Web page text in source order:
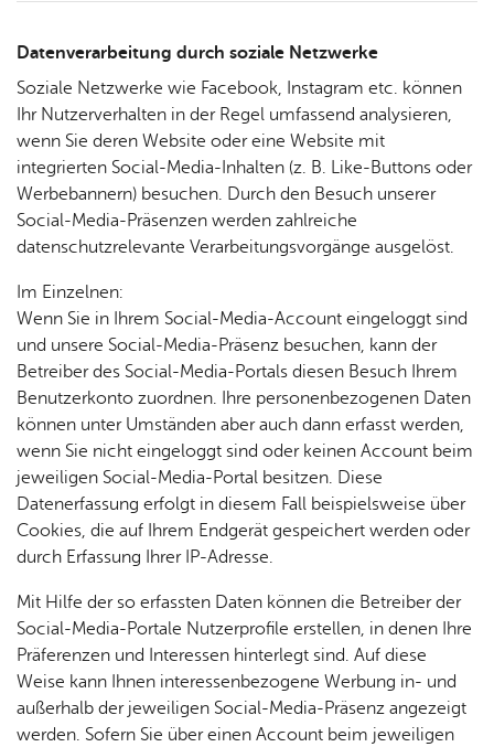
Da­ten­ver­ar­bei­tung durch so­zia­le Netz­wer­ke
Soziale Netzwerke wie Facebook, Instagram etc. können
Ihr Nutzerverhalten in der Regel umfassend analysieren,
wenn Sie deren Website oder eine Website mit
integrierten Social-Media-Inhalten (z. B. Like-Buttons oder
Werbebannern) besuchen. Durch den Besuch unserer
Social-Media-Präsenzen werden zahlreiche
datenschutzrelevante Verarbeitungsvorgänge ausgelöst.
Im Einzelnen:
Wenn Sie in Ihrem Social-Media-Account eingeloggt sind
und unsere Social-Media-Präsenz besuchen, kann der
Betreiber des Social-Media-Portals diesen Besuch Ihrem
Benutzerkonto zuordnen. Ihre personenbezogenen Daten
können unter Umständen aber auch dann erfasst werden,
wenn Sie nicht eingeloggt sind oder keinen Account beim
jeweiligen Social-Media-Portal besitzen. Diese
Datenerfassung erfolgt in diesem Fall beispielsweise über
Cookies, die auf Ihrem Endgerät gespeichert werden oder
durch Erfassung Ihrer IP-Adresse.
Mit Hilfe der so erfassten Daten können die Betreiber der
Social-Media-Portale Nutzerprofile erstellen, in denen Ihre
Präferenzen und Interessen hinterlegt sind. Auf diese
Weise kann Ihnen interessenbezogene Werbung in- und
außerhalb der jeweiligen Social-Media-Präsenz angezeigt
werden. Sofern Sie über einen Account beim jeweiligen